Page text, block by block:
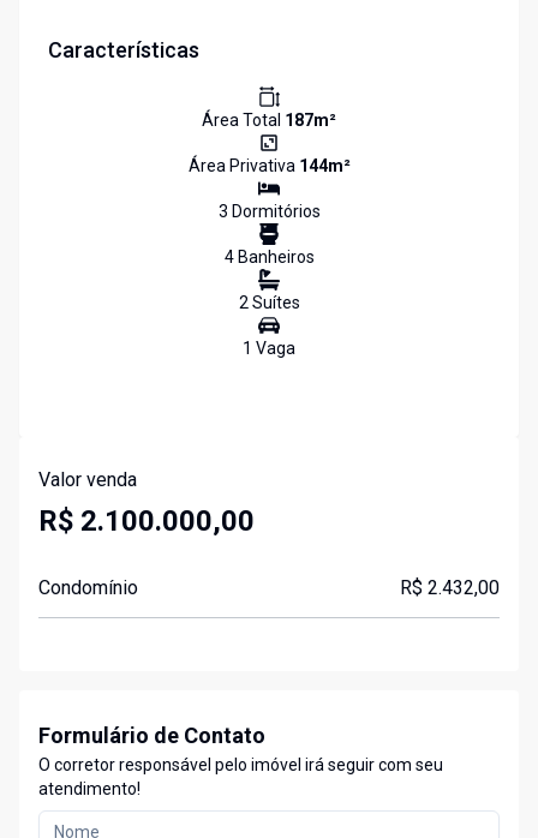
Características
Área Total 187m²
Área Privativa 144m²
3 Dormitórios
4Banheiros
2Suítes
1 Vaga
Valor venda
R$ 2.100.000,00
Condomínio R$ 2.432,00
Formulário de Contato
O corretor responsável pelo imóvel irá seguir com seu
atendimento!